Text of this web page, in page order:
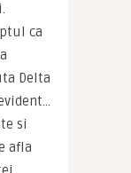
ca
Delta
si
afla